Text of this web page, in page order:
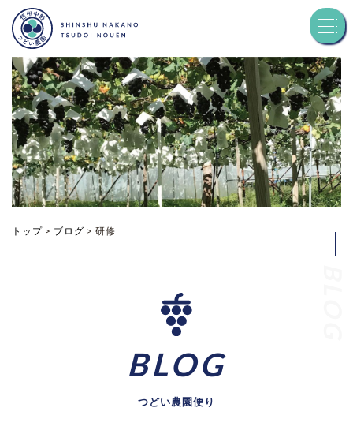
トップ
つどい農園について
品種紹介
お問い合わせ
トップ > ブログ > 研修
BLOG
つどい農園便り